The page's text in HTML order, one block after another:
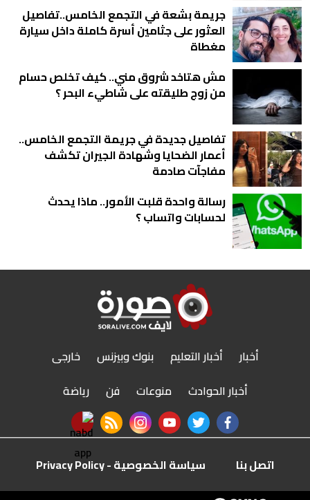
جريمة بشعة في التجمع الخامس..تفاصيل
العثور على جثامين أسرة كاملة داخل سيارة
مغطاة
مش هتاخد شروق مني.. كيف تخلص حسام
من زوج طليقته على شاطيء البحر ؟
تفاصيل جديدة في جريمة التجمع الخامس..
أعمار الضحايا وشهادة الجيران تكشف
مفاجآت صادمة
رسالة واحدة قلبت الأمور.. ماذا يحدث
لحسابات واتساب ؟
أخبار أخبار التعليم بنوك وبيزنس
خارجى
أخبار الحوادث
منوعات فن
رياضة
facebook
twitter
youtube
instagram
rss feed
nabd app
اتصل بنا
سياسة الخصوصية - Privacy Policy